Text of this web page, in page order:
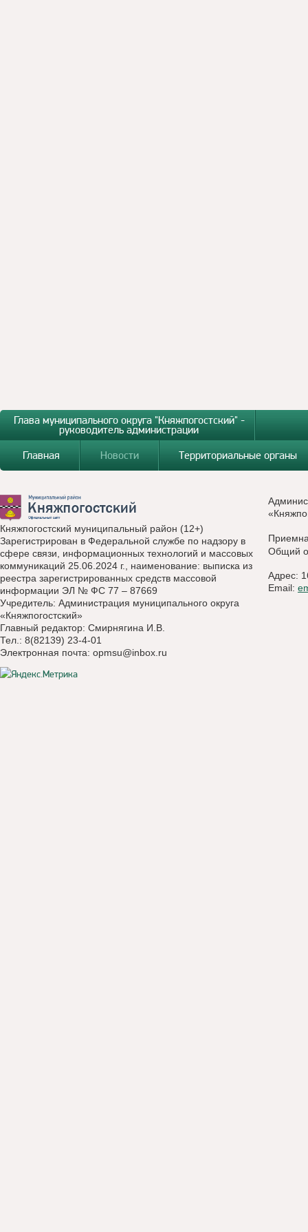
Глава муниципального округа "Княжпогостский" -
руководитель администрации
Главная
Новости Территориальные органы
Княжпогостский муниципальный район (12+)
Зарегистрирован в Федеральной службе по надзору в
сфере связи, информационных технологий и массовых
коммуникаций 25.06.2024 г., наименование: выписка из
реестра зарегистрированных средств массовой
информации ЭЛ № ФС 77 – 87669
Учредитель: Администрация муниципального округа
«Княжпогостский»
Главный редактор: Смирнягина И.В.
Тел.: 8(82139) 23-4-01
Электронная почта: opmsu@inbox.ru
Общий
Адрес:
Email: